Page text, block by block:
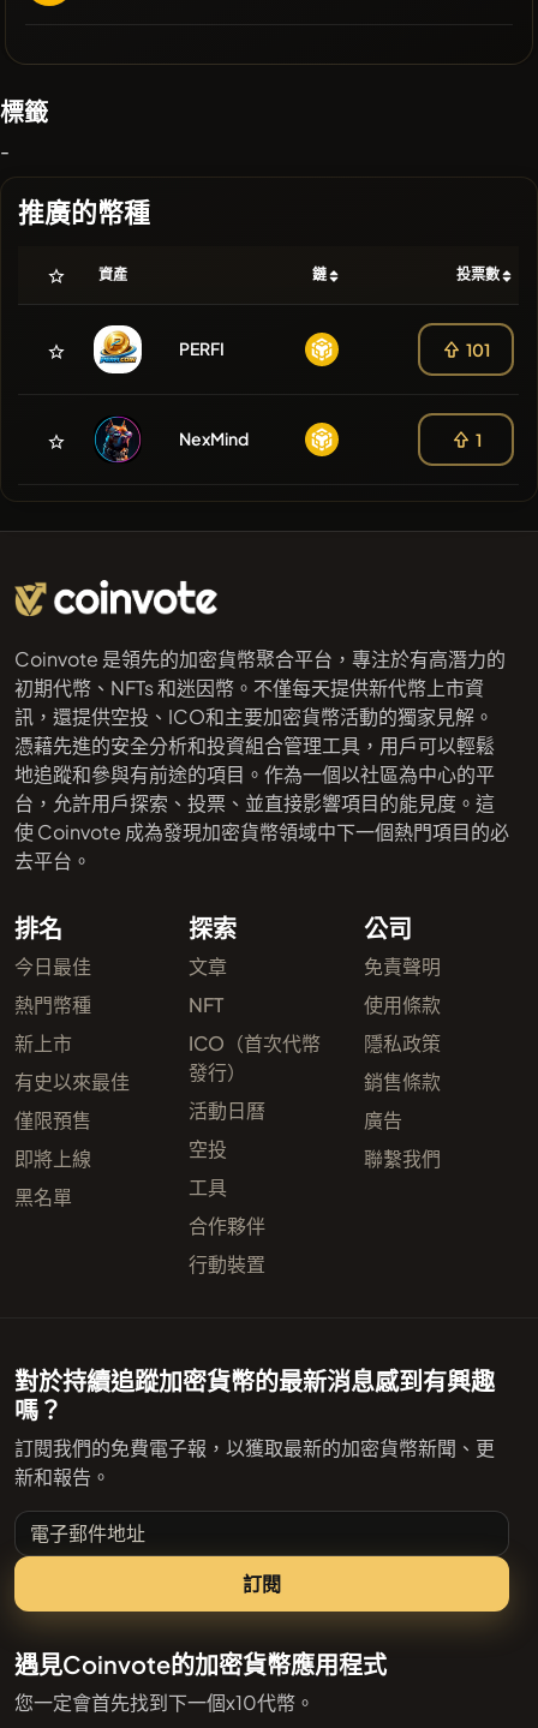
標籤
-
推廣的幣種
資產 鏈 投票數
PERFI 101
NexMind 1
Coinvote 是領先的加密貨幣聚合平台，專注於有高潛力的
初期代幣、NFTs 和迷因幣。不僅每天提供新代幣上市資
訊，還提供空投、ICO和主要加密貨幣活動的獨家見解。
憑藉先進的安全分析和投資組合管理工具，用戶可以輕鬆
地追蹤和參與有前途的項目。作為一個以社區為中心的平
台，允許用戶探索、投票、並直接影響項目的能見度。這
使 Coinvote 成為發現加密貨幣領域中下一個熱門項目的必
去平台。
排名
今日最佳
熱門幣種
新上市
有史以來最佳
僅限預售
即將上線
黑名單
探索
文章
NFT
ICO（首次代幣
發行）
活動日曆
空投
工具
合作夥伴
行動裝置
公司
免責聲明
使用條款
隱私政策
銷售條款
廣告
聯繫我們
對於持續追蹤加密貨幣的最新消息感到有興趣
嗎？
訂閱我們的免費電子報，以獲取最新的加密貨幣新聞、更
新和報告。
電子郵件地址
訂閱
遇見Coinvote的加密貨幣應用程式
您一定會首先找到下一個x10代幣。